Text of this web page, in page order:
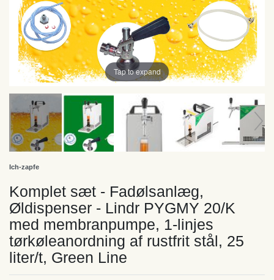
Tap to expand
Ich-zapfe
Komplet sæt - Fadølsanlæg,
Øldispenser - Lindr PYGMY 20/K
med membranpumpe, 1-linjes
tørkøleanordning af rustfrit stål, 25
liter/t, Green Line